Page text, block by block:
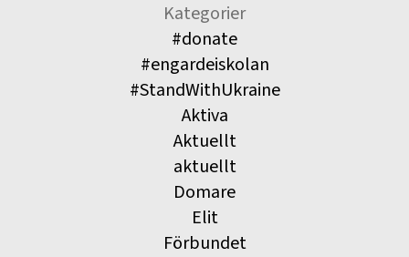
Kategorier
#donate
#engardeiskolan
#StandWithUkraine
Aktiva
Aktuellt
aktuellt
Domare
Elit
Förbundet